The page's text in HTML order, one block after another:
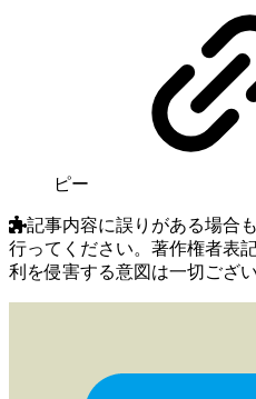
ピー
記事内容に誤りがある場合
行ってください。著作権者表
利を侵害する意図は一切ござい